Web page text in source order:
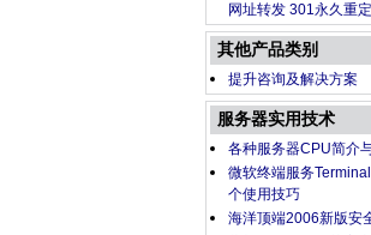
网址转发 301永久重
其他产品类别
提升咨询及解决方案
服务器实用技术
各种服务器CPU简介
微软终端服务
个使用技巧
海洋顶端2006新版安